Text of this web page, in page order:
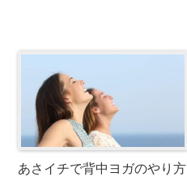
あさイチで背中ヨガのやり方